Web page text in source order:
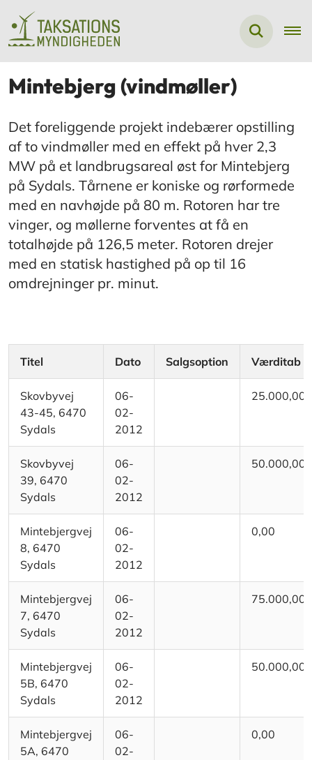
Mintebjerg (vindmøller)
Det foreliggende projekt indebærer opstilling
af to vindmøller med en effekt på hver 2,3
MW på et landbrugsareal øst for Mintebjerg
på Sydals. Tårnene er koniske og rørformede
med en navhøjde på 80 m. Rotoren har tre
vinger, og møllerne forventes at få en
totalhøjde på 126,5 meter. Rotoren drejer
med en statisk hastighed på op til 16
omdrejninger pr. minut.
Titel Dato Salgsoption Værditab
Skovbyvej
43-45, 6470
Sydals
06-
02-
2012
25.000,00
Skovbyvej
39, 6470
Sydals
06-
02-
2012
50.000,00
Mintebjergvej
8, 6470
Sydals
06-
02-
2012
0,00
Mintebjergvej
7, 6470
Sydals
06-
02-
2012
75.000,00
Mintebjergvej
5B, 6470
Sydals
06-
02-
2012
50.000,00
Mintebjergvej
5A, 6470
06-
02-
0,00